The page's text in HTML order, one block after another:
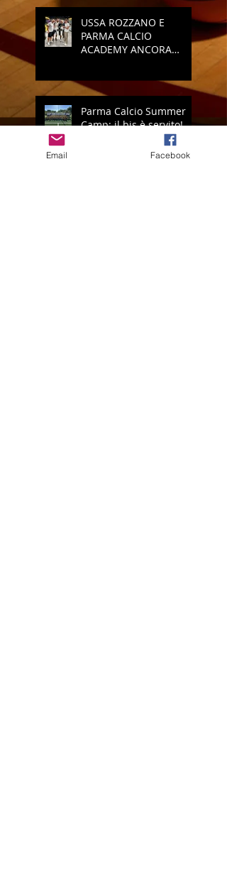
USSA ROZZANO E
PARMA CALCIO
ACADEMY ANCORA
Parma Calcio Summer
Camp: il bis è servito!
Email Facebook